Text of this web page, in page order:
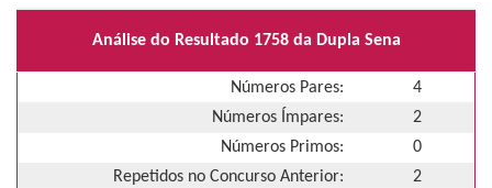
Análise do Resultado 1758 da Dupla Sena
Números Pares:
4
Números Ímpares:
2
Números Primos:
0
Repetidos no Concurso Anterior:
2